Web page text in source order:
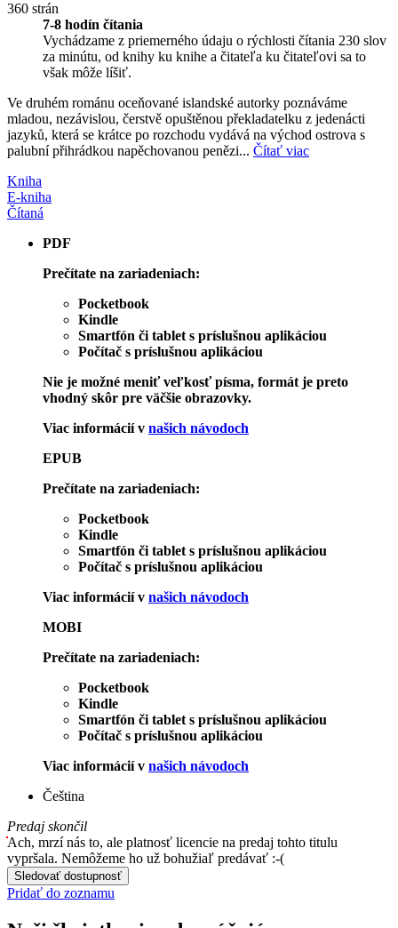
360 strán
7-8 hodín čítania
Vychádzame z priemerného údaju o rýchlosti čítania 230 slov
za minútu, od knihy ku knihe a čitateľa ku čitateľovi sa to
však môže líšiť.
Ve druhém románu oceňované islandské autorky poznáváme
mladou, nezávislou, čerstvě opuštěnou překladatelku z jedenácti
jazyků, která se krátce po rozchodu vydává na východ ostrova s
palubní přihrádkou napěchovanou penězi... Čítať viac
Kniha
E-kniha
Čítaná
PDF
Prečítate na zariadeniach:
Pocketbook
Kindle
Smartfón či tablet s príslušnou aplikáciou
Počítač s príslušnou aplikáciou
Nie je možné meniť veľkosť písma, formát je preto
vhodný skôr pre väčšie obrazovky.
Viac informácií v našich návodoch
EPUB
Prečítate na zariadeniach:
Pocketbook
Kindle
Smartfón či tablet s príslušnou aplikáciou
Počítač s príslušnou aplikáciou
Viac informácií v našich návodoch
MOBI
Prečítate na zariadeniach:
Pocketbook
Kindle
Smartfón či tablet s príslušnou aplikáciou
Počítač s príslušnou aplikáciou
Viac informácií v našich návodoch
Čeština
Predaj skončil
Ach, mrzí nás to, ale platnosť licencie na predaj tohto titulu
vypršala. Nemôžeme ho už bohužiaľ predávať :-(
Sledovať dostupnosť
Pridať do zoznamu